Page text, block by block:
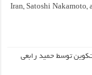
Iran, Satoshi Nakamoto,
توسط حمید رابعی